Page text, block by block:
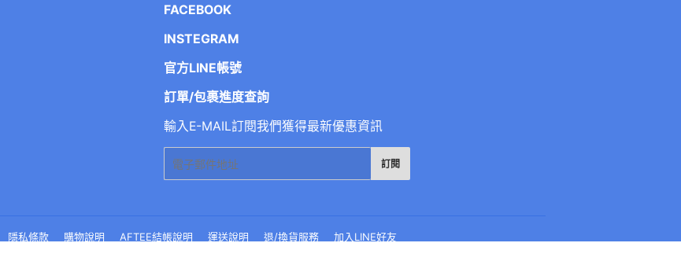
FACEBOOK
INSTEGRAM
官方LINE帳號
訂單/包裹進度查詢
輸入E-MAIL訂閱我們獲得最新優惠資訊
子
訂閱
隱私條款 購物說明 AFTEE結帳說明 運送說明 退/換貨服務 加入LINE好友